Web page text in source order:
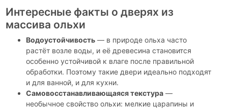
Интересные факты о дверях из
массива ольхи
Водоустойчивость— в природе ольха часто
растёт возле воды, и её древесина становится
особенно устойчивой к влаге после правильной
обработки. Поэтому такие двери идеально подходят
и для ванной, и для кухни.
Самовосстанавливающаяся текстура—
необычное свойство ольхи: мелкие царапины и